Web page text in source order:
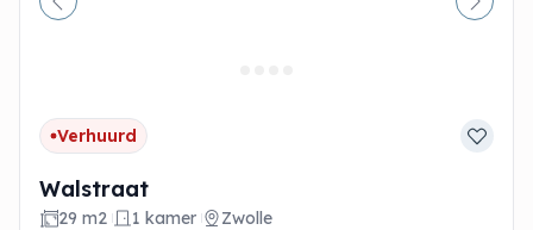
Vorige
Verhuurd
Walstraat
29 m2 1 kamer
Zwolle